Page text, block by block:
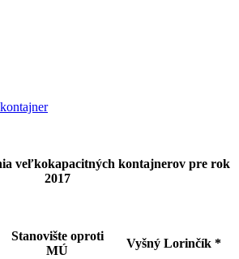
veľkokapacitných kontajnerov pre rok
2017
Stanovište oproti
MÚ
Vyšný Lorinčík *